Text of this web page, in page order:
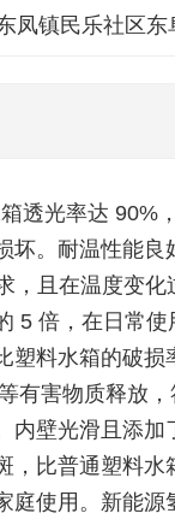
凤镇民乐社区东
透光率达 90%
坏。耐温性能良
，且在温度变化
5 倍，在日常使
塑料水箱的破损
有害物质释放，
内壁光滑且添加
，比普通塑料水
庭使用。新能源